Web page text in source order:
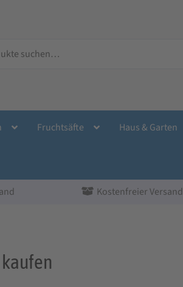
Fruchtsäfte Haus & Garten
Kostenfreier Versand